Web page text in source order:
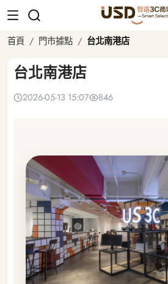
台北南港店
首頁 門市據點 台北南港店
台北南港店
2026-05-13 15:07 846